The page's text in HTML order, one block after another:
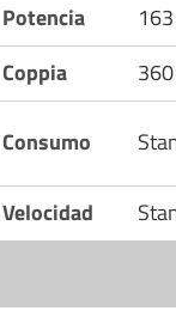
Potencia
Coppia
Consumo
Velocidad